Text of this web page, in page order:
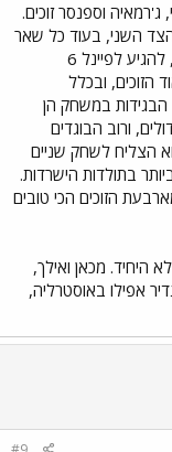
וספנסר זוכים.
הצד השני, בעוד כל שאר
בני בריתו חושבים רק להדיח את כל הצד השני, להגיע לפיינל 6
הזוכים, ובכלל
הבגידות במשחק הן
ורוב הבוגדים
הצליח לשחק שניים
בתולדות הישרדות.
הזוכים הכי טובים
היחיד. מכאן ואילך,
אפילו באוסטרליה,